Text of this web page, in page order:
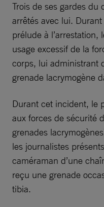
Trois de ses gardes du
arrêtés avec lui.
prélude à l’arrestation,
usage excessif de la
corps, lui administrant
grenade lacrymogène
Durant cet incident, le
aux forces de sécurité
grenades
les journalistes
caméraman d’une
reçu une grenade
tibia.